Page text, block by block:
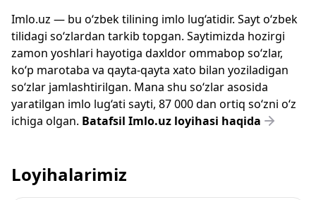
Imlo.uz — bu o‘zbek tilining imlo lug‘atidir. Sayt o‘zbek
tilidagi so‘zlardan tarkib topgan. Saytimizda hozirgi
zamon yoshlari hayotiga daxldor ommabop so‘zlar,
ko‘p marotaba va qayta-qayta xato bilan yoziladigan
so‘zlar jamlashtirilgan. Mana shu so‘zlar asosida
yaratilgan imlo lug‘ati sayti, 87 000 dan ortiq so‘zni o‘z
ichiga olgan. Batafsil Imlo.uz loyihasi haqida
Loyihalarimiz